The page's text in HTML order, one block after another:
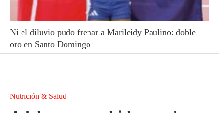
Ni el diluvio pudo frenar a Marileidy Paulino: doble
oro en Santo Domingo